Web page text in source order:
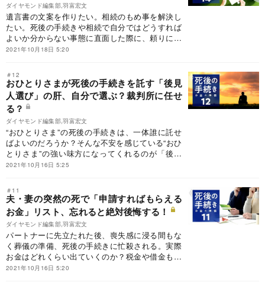
ダイヤモンド編集部,羽富宏文
遺言書の文案を作りたい。相続のもめ事を解決し
たい。死後の手続きや相続で自分ではどうすれば
よいか分からない事態に直面した際に、頼りにな
るのは士業の力だ。一番頼りになるのはどの士業
2021年10月18日 5:20
＃12
おひとりさまが死後の手続きを託す「後見
人選び」の肝、自分で選ぶ？裁判所に任せ
る？
ダイヤモンド編集部,羽富宏文
“おひとりさま”の死後の手続きは、一体誰に託せ
ばよいのだろうか？そんな不安を感じている“おひ
とりさま”の強い味方になってくれるのが「後見
人」。裁判所が選ぶ後見人と自分で自由に選べる
2021年10月16日 5:25
＃11
夫・妻の突然の死で「申請すればもらえる
お金」リスト、忘れると絶対後悔する！
ダイヤモンド編集部,羽富宏文
パートナーに先立たれた後、喪失感に浸る間もな
く葬儀の準備、死後の手続きに忙殺される。実際
お金はどれくらい出ていくのか？税金や借金も相
続？逆にもらえるお金は？どうやって手続きす
2021年10月16日 5:20